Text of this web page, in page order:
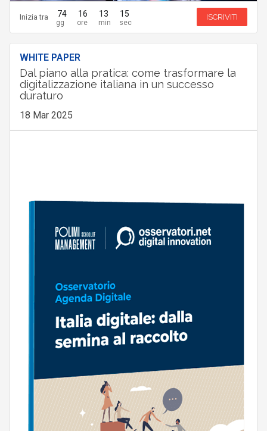
Inizia tra 74 16 13 14 ISCRIVITI
WHITE PAPER
Dal piano alla pratica: come trasformare la
digitalizzazione italiana in un successo
duraturo
18 Mar 2025